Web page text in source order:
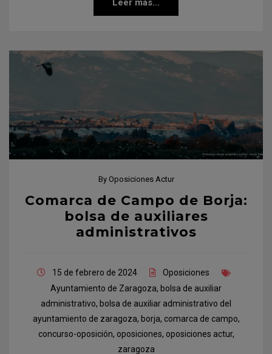
Leer más...
By Oposiciones Actur
Comarca de Campo de Borja:
bolsa de auxiliares
administrativos
15 de febrero de 2024
Oposiciones
Ayuntamiento de Zaragoza, bolsa de auxiliar
administrativo, bolsa de auxiliar administrativo del
ayuntamiento de zaragoza, borja, comarca de campo,
concurso-oposición, oposiciones, oposiciones actur,
zaragoza